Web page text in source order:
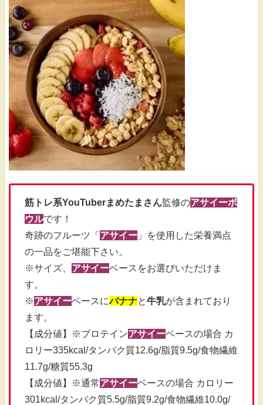
筋トレ系YouTuberまめたまさん監修のアサイーボ
ウルです！
奇跡のフルーツ「 アサイー 」を使用した栄養満点
の一品をご堪能下さい。
※サイズ、 アサイーベースをお選びいただけま
す。
※アサイーベースにバナナと牛乳が含まれており
ます。
【成分値】※プロテインアサイーベースの場合 カ
ロリー335kcal/タンパク質12.6g/脂質9.5g/食物繊維
11.7g/糖質55.3g
【成分値】※通常アサイーベースの場合 カロリー
301kcal/タンパク質5.5g/脂質9.2g/食物繊維10.0g/